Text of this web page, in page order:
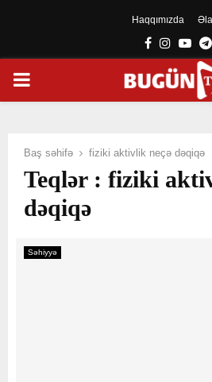
Haqqımızda
Facebook
PRIMARY
Baş səhifə fiziki aktivlik neçə dəqiqə
Teqlər : fiziki
dəqiqə
Səhiyyə